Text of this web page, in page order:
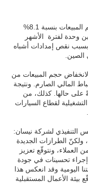
تتوقّع نيسان في الربع الرابع انخفاضًا في حجم المبيعات بنسبة 8.1%
السابقة لتصل إلى 3.4 ملايين وحدة لفترة الأشهر
في 31 مارس 2023، وذلك بسبب نقص إمدادات أشباه
لانخفاض حجم المبيعات من
المالي الصارم. ونتيجة
السنة المالية 2022 كاملةً على حالها. كذلك، من
لقطاع السيارات
التنفيذي لشركة نيسان:
ولكنّ الطرازات الجديدة
ونتوقّع تعزيز
تحسينات في جودة
اليومية وقد انعكس هذا
بيئة الأعمال المستقبلية